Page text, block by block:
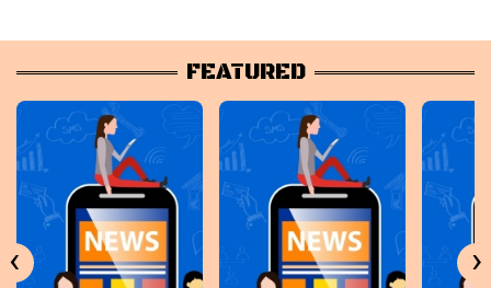
FEATURED
‹ ›